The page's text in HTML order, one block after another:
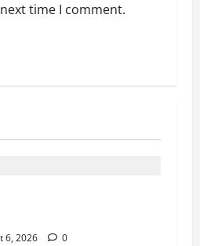
time I comment.
6, 2026
0